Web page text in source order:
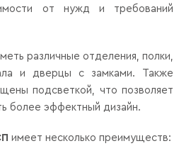
от нужд и требований
различные отделения, полки,
и дверцы с замками. Также
подсветкой, что позволяет
более эффектный дизайн.
имеет несколько преимуществ: